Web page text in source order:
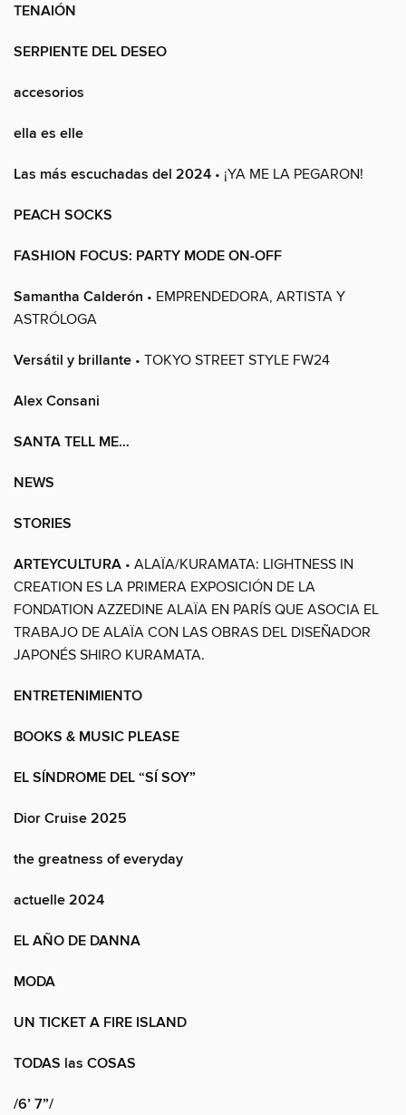
TENAIÓN
SERPIENTE DEL DESEO
accesorios
ella es elle
Las más escuchadas del 2024 • ¡YA ME LA PEGARON!
PEACH SOCKS
FASHION FOCUS: PARTY MODE ON-OFF
Samantha Calderón • EMPRENDEDORA, ARTISTA Y
ASTRÓLOGA
Versátil y brillante • TOKYO STREET STYLE FW24
Alex Consani
SANTA TELL ME…
NEWS
STORIES
ARTEYCULTURA • ALAÏA/KURAMATA: LIGHTNESS IN
CREATION ES LA PRIMERA EXPOSICIÓN DE LA
FONDATION AZZEDINE ALAÏA EN PARÍS QUE ASOCIA EL
TRABAJO DE ALAÏA CON LAS OBRAS DEL DISEÑADOR
JAPONÉS SHIRO KURAMATA.
ENTRETENIMIENTO
BOOKS & MUSIC PLEASE
EL SÍNDROME DEL “SÍ SOY”
Dior Cruise 2025
the greatness of everyday
actuelle 2024
EL AÑO DE DANNA
MODA
UN TICKET A FIRE ISLAND
TODAS las COSAS
/6’ 7”/